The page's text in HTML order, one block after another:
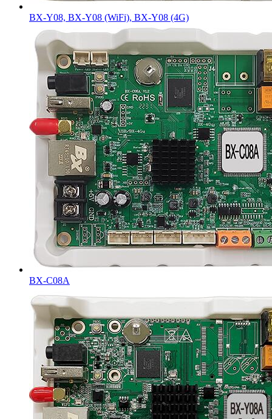
BX-Y08, BX-Y08 (WiFi), BX-Y08 (4G)
BX-C08А